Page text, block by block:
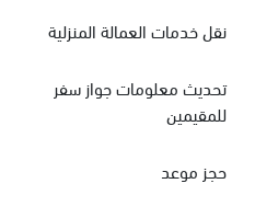
نقل خدمات العمالة المنزلية
تحديث معلومات جواز سفر
للمقيمين
حجز موعد